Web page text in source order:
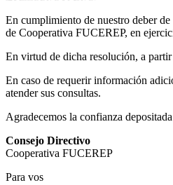
En cumplimiento de nuestro deber
de Cooperativa FUCEREP, en
En virtud de dicha resolución, a partir
En caso de requerir información
atender sus consultas.
Agradecemos la confianza
Consejo Directivo
Cooperativa FUCEREP
Para vos